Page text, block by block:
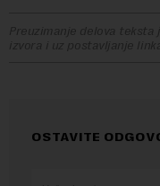
Preuzimanje delova teksta
izvora i uz postavljanje
OSTAVITE